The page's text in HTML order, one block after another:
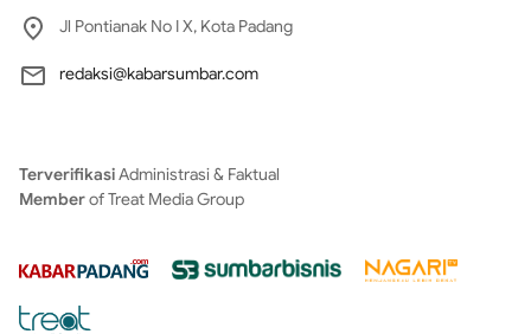
Jl Pontianak No I X, Kota Padang
redaksi@kabarsumbar.com
TerverifikasiAdministrasi & Faktual
Memberof Treat Media Group